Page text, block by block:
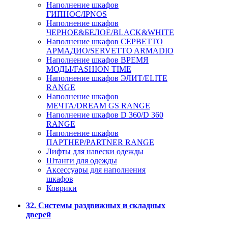
Наполнение шкафов
ГИПНОС/IPNOS
Наполнение шкафов
ЧЕРНОЕ&БЕЛОЕ/BLACK&WHITE
Наполнение шкафов СЕРВЕТТО
АРМАДИО/SERVETTO ARMADIO
Наполнение шкафов ВРЕМЯ
МОДЫ/FASHION TIME
Наполнение шкафов ЭЛИТ/ELITE
RANGE
Наполнение шкафов
МЕЧТА/DREAM GS RANGE
Наполнение шкафов D 360/D 360
RANGE
Наполнение шкафов
ПАРТНЕР/PARTNER RANGE
Лифты для навески одежды
Штанги для одежды
Аксессуары для наполнения
шкафов
Коврики
32. Системы раздвижных и складных
дверей